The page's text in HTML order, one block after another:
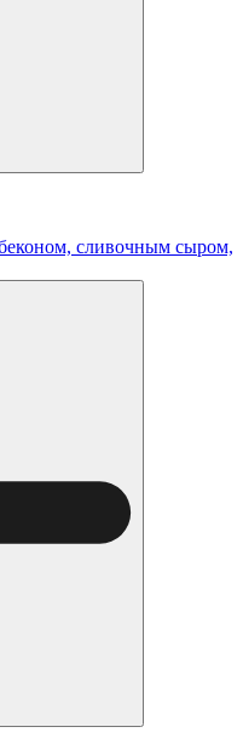
сливочным сыром,